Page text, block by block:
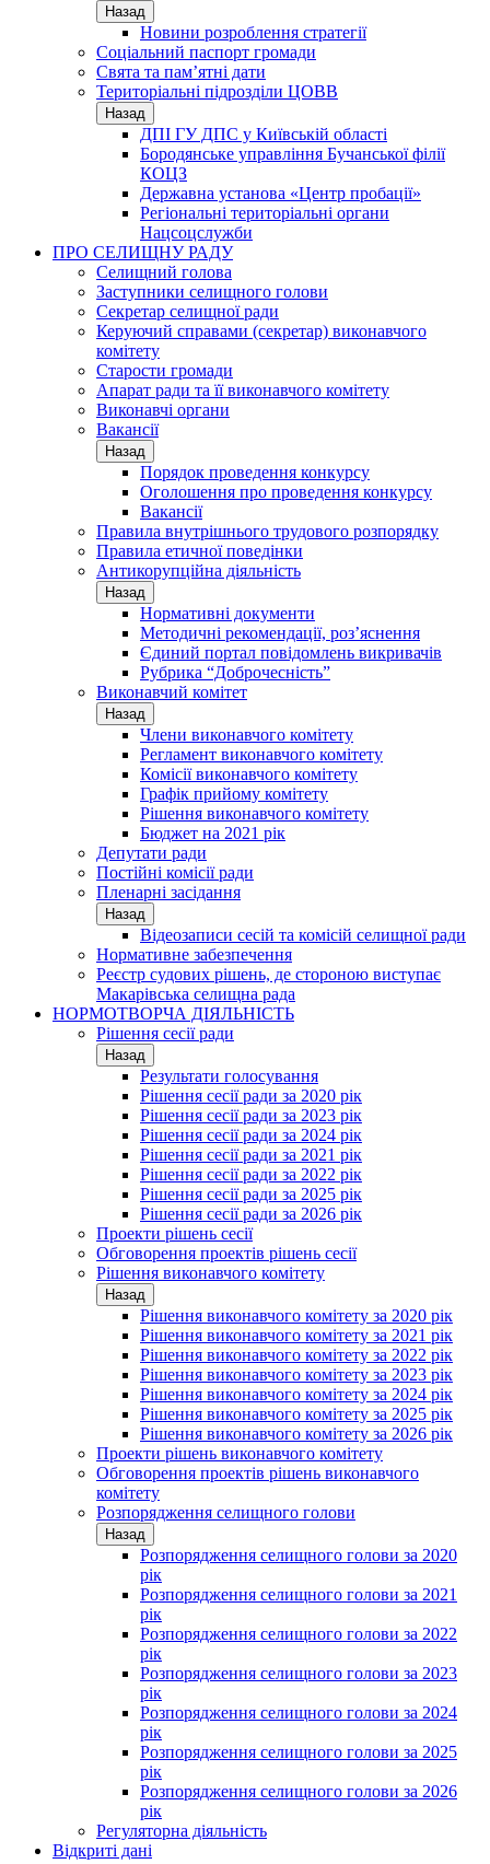
Назад
Новини розроблення стратегії
Соціальний паспорт громади
Свята та пам’ятні дати
Територіальні підрозділи ЦОВВ
Назад
ДПІ ГУ ДПС у Київській області
Бородянське управління Бучанської філії
КОЦЗ
Державна установа «Центр пробації»
Регіональні територіальні органи
Нацсоцслужби
ПРО СЕЛИЩНУ РАДУ
Селищний голова
Заступники селищного голови
Секретар селищної ради
Керуючий справами (секретар) виконавчого
комітету
Старости громади
Апарат ради та її виконавчого комітету
Виконавчі органи
Вакансії
Назад
Порядок проведення конкурсу
Оголошення про проведення конкурсу
Вакансії
Правила внутрішнього трудового розпорядку
Правила етичної поведінки
Антикорупційна діяльність
Назад
Нормативні документи
Методичні рекомендації, роз’яснення
Єдиний портал повідомлень викривачів
Рубрика “Доброчесність”
Виконавчий комітет
Назад
Члени виконавчого комітету
Регламент виконавчого комітету
Комісії виконавчого комітету
Графік прийому комітету
Рішення виконавчого комітету
Бюджет на 2021 рік
Депутати ради
Постійні комісії ради
Пленарні засідання
Назад
Відеозаписи сесій та комісій селищної ради
Нормативне забезпечення
Реєстр судових рішень, де стороною виступає
Макарівська селищна рада
НОРМОТВОРЧА ДІЯЛЬНІСТЬ
Рішення сесії ради
Назад
Результати голосування
Рішення сесії ради за 2020 рік
Рішення сесії ради за 2023 рік
Рішення сесії ради за 2024 рік
Рішення сесії ради за 2021 рік
Рішення сесії ради за 2022 рік
Рішення сесії ради за 2025 рік
Рішення сесії ради за 2026 рік
Проекти рішень сесії
Обговорення проектів рішень сесії
Рішення виконавчого комітету
Назад
Рішення виконавчого комітету за 2020 рік
Рішення виконавчого комітету за 2021 рік
Рішення виконавчого комітету за 2022 рік
Рішення виконавчого комітету за 2023 рік
Рішення виконавчого комітету за 2024 рік
Рішення виконавчого комітету за 2025 рік
Рішення виконавчого комітету за 2026 рік
Проекти рішень виконавчого комітету
Обговорення проектів рішень виконавчого
комітету
Розпорядження селищного голови
Назад
Розпорядження селищного голови за 2020
рік
Розпорядження селищного голови за 2021
рік
Розпорядження селищного голови за 2022
рік
Розпорядження селищного голови за 2023
рік
Розпорядження селищного голови за 2024
рік
Розпорядження селищного голови за 2025
рік
Розпорядження селищного голови за 2026
рік
Регуляторна діяльність
Відкриті дані